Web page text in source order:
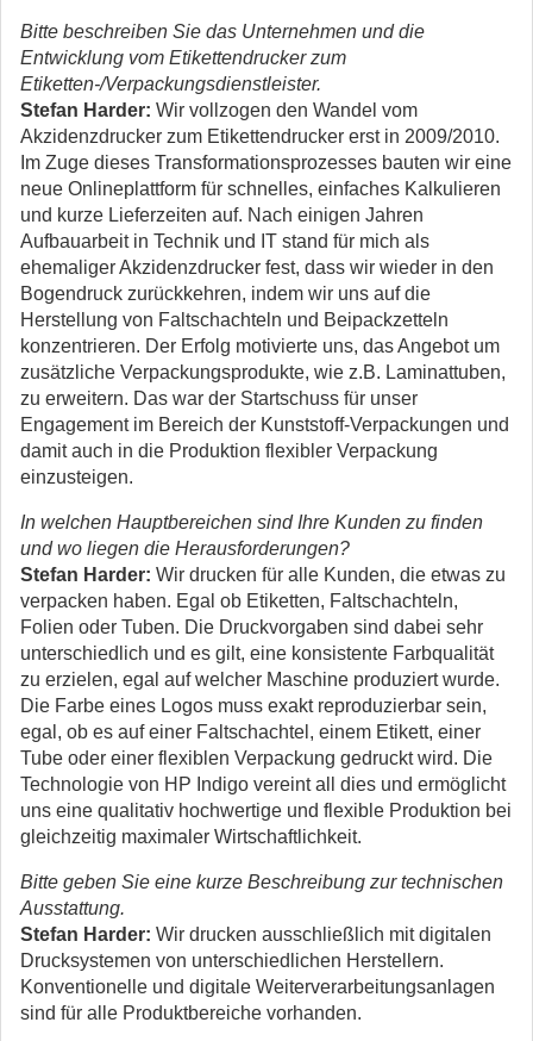
Bitte beschreiben Sie das Unternehmen und die
Entwicklung vom Etikettendrucker zum
Etiketten-/Verpackungsdienstleister.
Stefan Harder: Wir vollzogen den Wandel vom
Akzidenzdrucker zum Etikettendrucker erst in 2009/2010.
Im Zuge dieses Transformationsprozesses bauten wir eine
neue Onlineplattform für schnelles, einfaches Kalkulieren
und kurze Lieferzeiten auf. Nach einigen Jahren
Aufbauarbeit in Technik und IT stand für mich als
ehemaliger Akzidenzdrucker fest, dass wir wieder in den
Bogendruck zurückkehren, indem wir uns auf die
Herstellung von Faltschachteln und Beipackzetteln
konzentrieren. Der Erfolg motivierte uns, das Angebot um
zusätzliche Verpackungsprodukte, wie z.B. Laminattuben,
zu erweitern. Das war der Startschuss für unser
Engagement im Bereich der Kunststoff-Verpackungen und
damit auch in die Produktion flexibler Verpackung
einzusteigen.
In welchen Hauptbereichen sind Ihre Kunden zu finden
und wo liegen die Herausforderungen?
Stefan Harder: Wir drucken für alle Kunden, die etwas zu
verpacken haben. Egal ob Etiketten, Faltschachteln,
Folien oder Tuben. Die Druckvorgaben sind dabei sehr
unterschiedlich und es gilt, eine konsistente Farbqualität
zu erzielen, egal auf welcher Maschine produziert wurde.
Die Farbe eines Logos muss exakt reproduzierbar sein,
egal, ob es auf einer Faltschachtel, einem Etikett, einer
Tube oder einer flexiblen Verpackung gedruckt wird. Die
Technologie von HP Indigo vereint all dies und ermöglicht
uns eine qualitativ hochwertige und flexible Produktion bei
gleichzeitig maximaler Wirtschaftlichkeit.
Bitte geben Sie eine kurze Beschreibung zur technischen
Ausstattung.
Stefan Harder: Wir drucken ausschließlich mit digitalen
Drucksystemen von unterschiedlichen Herstellern.
Konventionelle und digitale Weiterverarbeitungsanlagen
sind für alle Produktbereiche vorhanden.